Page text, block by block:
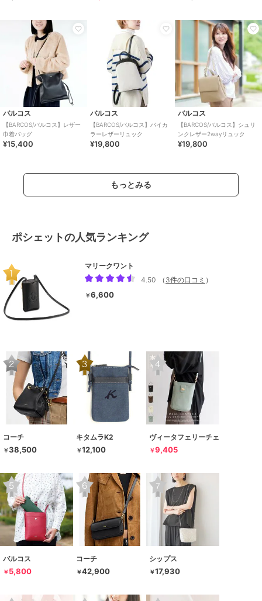
バルコス
【BARCOS/バルコス】レザー
巾着バッグ
¥15,400
バルコス
【BARCOS/バルコス】バイカ
ラーレザーリュック
¥19,800
バルコス
【BARCOS/バルコス】シュリ
ンクレザー2wayリュック
¥19,800
もっとみる
ポシェットの人気ランキング
マリークワント
4.50
（ 3件の口コミ ）
￥6,600
コーチ
￥38,500
キタムラK2
￥12,100
ヴィータフェリーチェ
￥9,405
バルコス
￥ 5,800
コーチ
￥42,900
シップス
￥17,930